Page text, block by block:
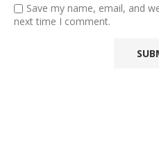
Save my name, email, and
next time I comment.